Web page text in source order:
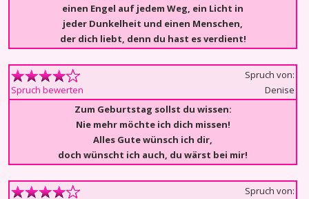
einen Engel auf jedem Weg, ein Licht in
jeder Dunkelheit und einen Menschen,
der dich liebt, denn du hast es verdient!
Spruch bewerten
Spruch von:
Denise
Zum Geburtstag sollst du wissen:
Nie mehr möchte ich dich missen!
Alles Gute wünsch ich dir,
doch wünscht ich auch, du wärst bei mir!
Spruch von: